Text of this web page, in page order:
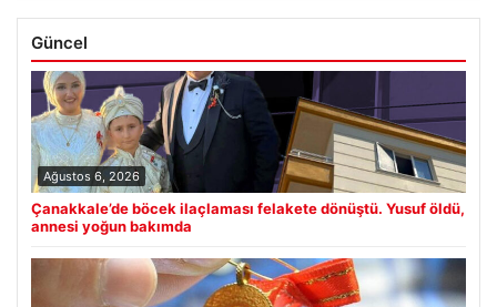
Güncel
Ağustos 6, 2026
Çanakkale’de böcek ilaçlaması felakete dönüştü. Yusuf öldü,
annesi yoğun bakımda